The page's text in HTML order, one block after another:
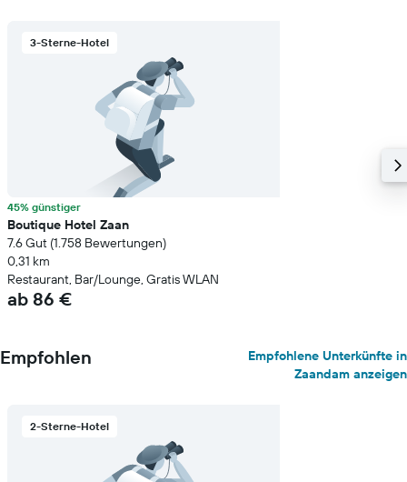
3-Sterne-Hotel
45% günstiger
Boutique Hotel Zaan
7.6 Gut (1.758 Bewertungen)
0,31 km
Restaurant, Bar/Lounge, Gratis WLAN
ab 86 €
Empfohlen
Empfohlene Unterkünfte in
Zaandam anzeigen
2-Sterne-Hotel